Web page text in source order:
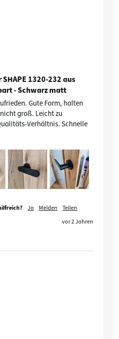
1320-232 aus
- Schwarz matt
Gute Form, halten
groß. Leicht zu
Verhältnis. Schnelle
Ja Melden
Teilen
vor 2 Jahren